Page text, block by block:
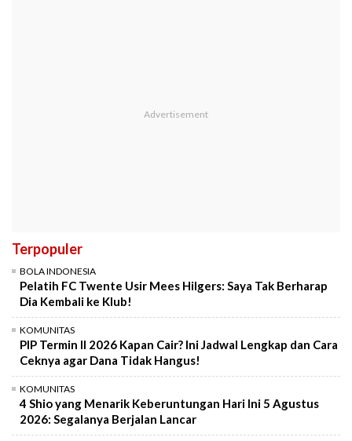
Terpopuler
BOLA INDONESIA
Pelatih FC Twente Usir Mees Hilgers: Saya Tak Berharap
Dia Kembali ke Klub!
KOMUNITAS
PIP Termin II 2026 Kapan Cair? Ini Jadwal Lengkap dan Cara
Ceknya agar Dana Tidak Hangus!
KOMUNITAS
4 Shio yang Menarik Keberuntungan Hari Ini 5 Agustus
2026: Segalanya Berjalan Lancar